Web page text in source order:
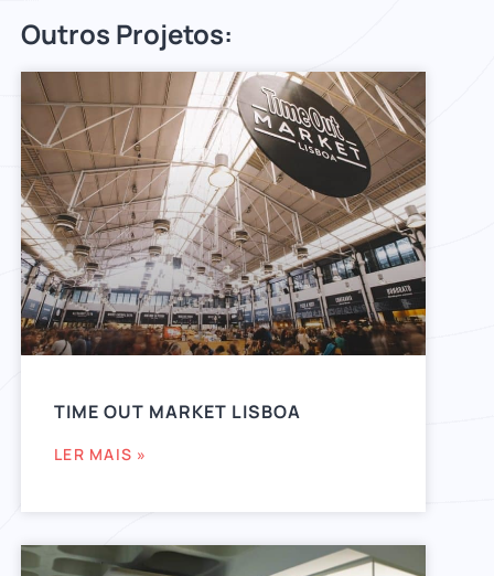
Outros Projetos:
TIME OUT MARKET LISBOA
LER MAIS »